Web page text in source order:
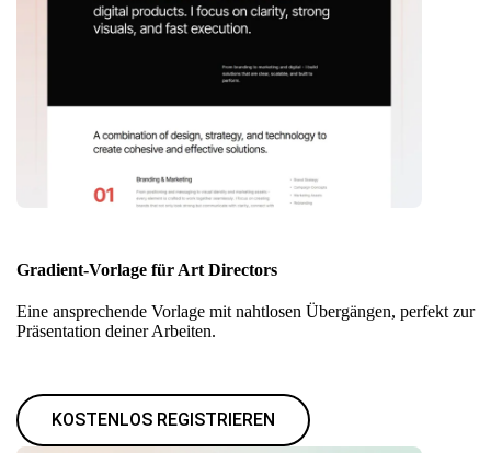
Gradient-Vorlage für Art Directors
Eine ansprechende Vorlage mit nahtlosen Übergängen, perfekt zur
Präsentation deiner Arbeiten.
KOSTENLOS REGISTRIEREN